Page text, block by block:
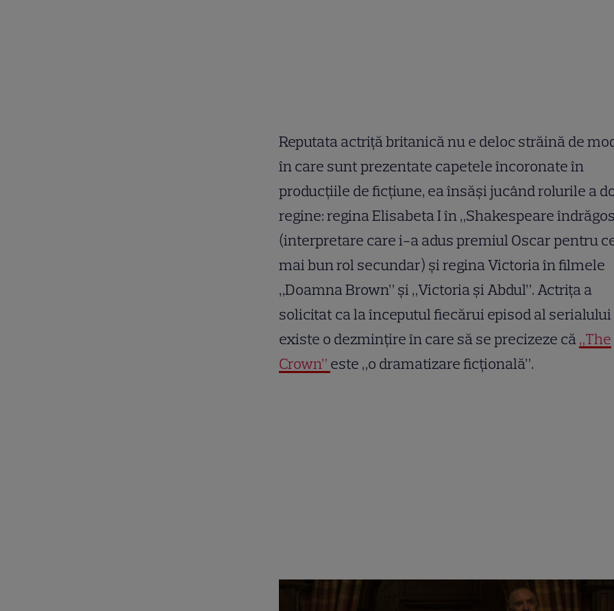
Reputata actriță britanică nu e deloc străină de
în care sunt prezentate capetele încoronate în
producțiile de ficțiune, ea însăși jucând rolurile a
regine: regina Elisabeta I în „Shakespeare
(interpretare care i-a adus premiul Oscar pentru
mai bun rol secundar) și regina Victoria în filmele
„Doamna Brown” și „Victoria și Abdul”. Actrița a
solicitat ca la începutul fiecărui episod al serialului
existe o dezmințire în care să se precizeze că„The
Crown” este „o dramatizare ficțională”.